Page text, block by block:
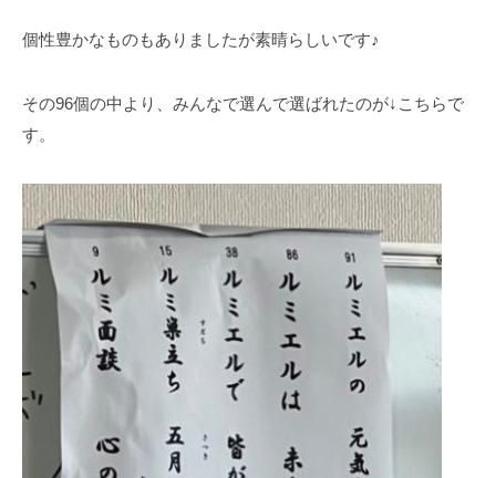
個性豊かなものもありましたが素晴らしいです♪
その96個の中より、みんなで選んで選ばれたのが↓こちらで
す。